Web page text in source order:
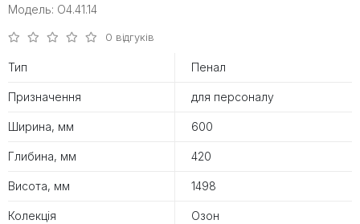
Модель: O4.41.14
0 відгуків
Тип Пенал
Призначення для персоналу
Ширина, мм 600
Глибина, мм 420
Висота, мм 1498
Колекція Озон